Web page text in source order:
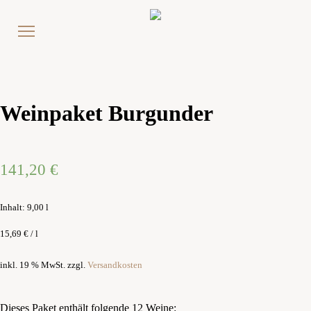
Weinpaket Burgunder
141,20 €
Inhalt: 9,00 l
15,69 € / l
inkl. 19 % MwSt. zzgl. Versandkosten
Dieses Paket enthält folgende 12 Weine: